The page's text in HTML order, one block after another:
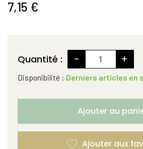
7,15 €
Quantité : - +
Disponibilité : Derniers articles en
Ajouter au